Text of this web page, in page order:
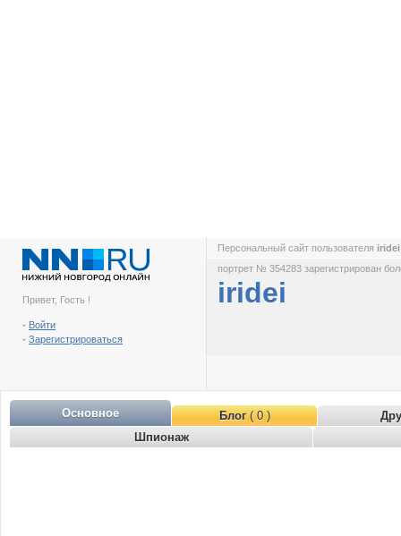
Привет, Гость !
- Войти
- Зарегистрироваться
Персональный сайт пользователя
портрет № 354283 зарегистрирован
iridei
Основное Блог( 0 )
Шпионаж